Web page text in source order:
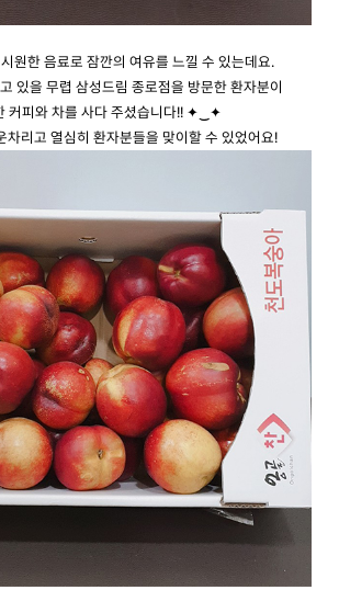
원한 음료로 잠깐의 여유를 느낄 수 있는데요.
있을 무렵 삼성드림 종로점을 방문한 환자분이
커피와 차를 사다 주셨습니다!! ✦‿✦
차리고 열심히 환자분들을 맞이할 수 있었어요!